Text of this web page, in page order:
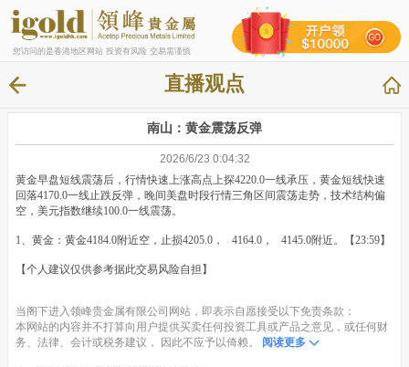
您访问的是香港地区网站 投资有风险 交易需谨慎
直播观点
南山：黄金震荡反弹
2026/6/23 0:04:32
黄金早盘短线震荡后，行情快速上涨高点上探4220.0一线承压，黄金短线快速
回落4170.0一线止跌反弹，晚间美盘时段行情三角区间震荡走势，技术结构偏
空，美元指数继续100.0一线震荡。
1、黄金：黄金4184.0附近空，止损4205.0， 4164.0， 4145.0附近。【23:59】
【个人建议仅供参考据此交易风险自担】
当阁下进入领峰贵金属有限公司网站，即表示自愿接受以下免责条款：
本网站的内容并不打算向用户提供买卖任何投资工具或产品之意见，或任何财
务、法律、会计或税务建议， 因此不应予以倚赖。
阅读更多